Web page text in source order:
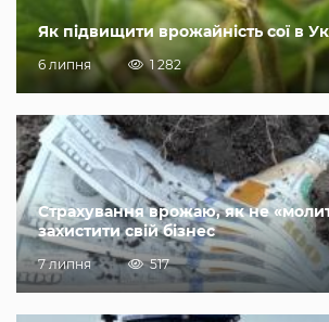
Як підвищити врожайність сої в
6 липня 1 282
Страхування врожаю, як не
захистити свій бізнес
7 липня 517